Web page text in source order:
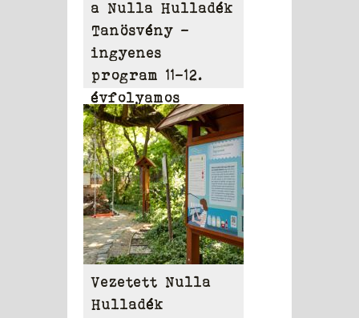
a Nulla Hulladék
Tanösvény –
ingyenes
program 11-12.
évfolyamos
diákoknak
Vezetett Nulla
Hulladék